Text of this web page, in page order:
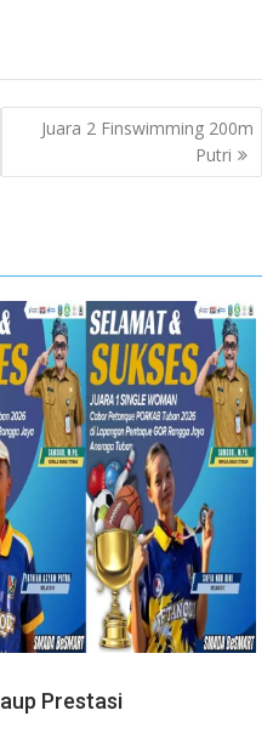
Juara 2 Finswimming 200m
Putri
Prestasi